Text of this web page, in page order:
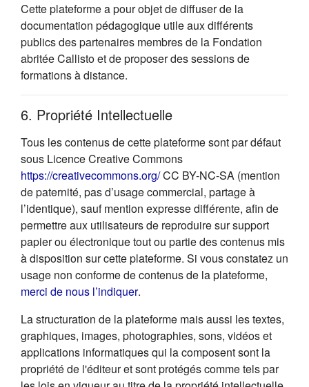
Cette plateforme a pour objet de diffuser de la
documentation pédagogique utile aux différents
publics des partenaires membres de la Fondation
abritée Callisto et de proposer des sessions de
formations à distance.
6. Propriété Intellectuelle
Tous les contenus de cette plateforme sont par défaut
sous Licence Creative Commons
https://creativecommons.org/(s'ouvre dans un nouvel
CC BY-NC-SA (mention
de paternité, pas d’usage commercial, partage à
l’identique), sauf mention expresse différente, afin de
permettre aux utilisateurs de reproduire sur support
papier ou électronique tout ou partie des contenus mis
à disposition sur cette plateforme. Si vous constatez un
usage non conforme de contenus de la plateforme,
merci de nous l’indiquer(s'ouvre dans un nouvel onglet)
.
La structuration de la plateforme mais aussi les textes,
graphiques, images, photographies, sons, vidéos et
applications informatiques qui la composent sont la
propriété de l'éditeur et sont protégés comme tels par